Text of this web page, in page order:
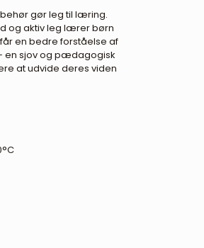
gør leg til læring.
og aktiv leg lærer børn
en bedre forståelse af
en sjov og pædagogisk
at udvide deres viden